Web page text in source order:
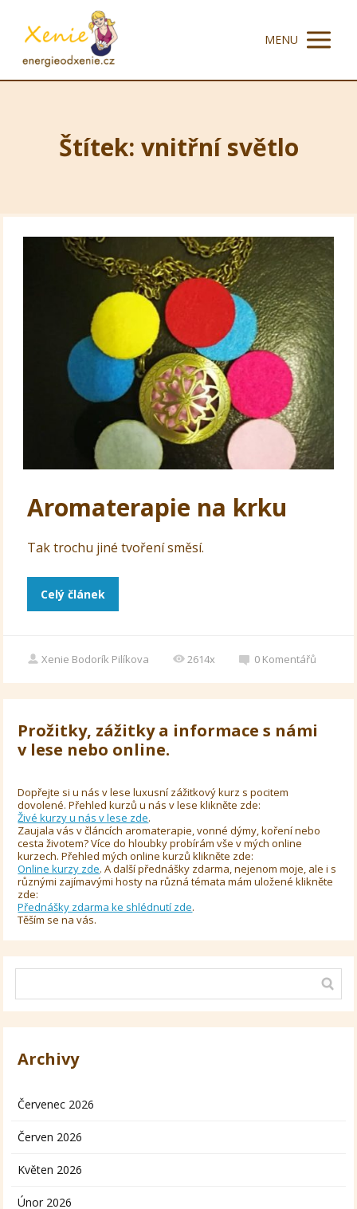
MENU
Štítek: vnitřní světlo
Aromaterapie na krku
Tak trochu jiné tvoření směsí.
Celý článek
Xenie Bodorík Pilíkova 2614x 0 Komentářů
Prožitky, zážitky a informace s námi
v lese nebo online.
Dopřejte si u nás v lese luxusní zážitkový kurz s pocitem
dovolené. Přehled kurzů u nás v lese klikněte zde:
Živé kurzy u nás v lese zde.
Zaujala vás v článcích aromaterapie, vonné dýmy, koření nebo
cesta životem? Více do hloubky probírám vše v mých online
kurzech. Přehled mých online kurzů klikněte zde:
Online kurzy zde. A další přednášky zdarma, nejenom moje, ale i s
různými zajímavými hosty na různá témata mám uložené klikněte
zde:
Přednášky zdarma ke shlédnutí zde.
Těším se na vás.
Archivy
Červenec 2026
Červen 2026
Květen 2026
Únor 2026